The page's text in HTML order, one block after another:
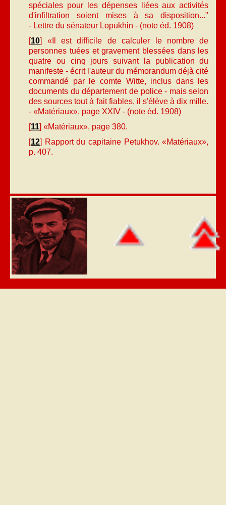
spéciales pour les dépenses liées aux activités
d'infiltration soient mises à sa disposition..."
- Lettre du sénateur Lopukhin - (note éd. 1908)
[10] «Il est difficile de calculer le nombre de
personnes tuées et gravement blessées dans les
quatre ou cinq jours suivant la publication du
manifeste - écrit l'auteur du mémorandum déjà cité
commandé par le comte Witte, inclus dans les
documents du département de police - mais selon
des sources tout à fait fiables, il s'élève à dix mille.
- «Matériaux», page XXIV - (note éd. 1908)
[11] «Matériaux», page 380.
[12] Rapport du capitaine Petukhov. «Matériaux»,
p. 407.